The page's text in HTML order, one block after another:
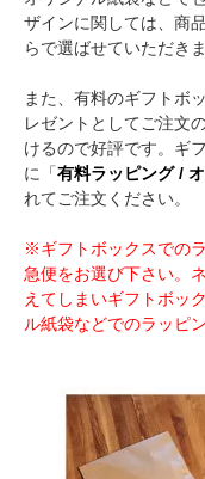
ザインに関しては、商
らで選ばせていただきま
また、有料のギフトボ
レゼントとしてご注文
けるので好評です。ギ
に「有料ラッピング /
れてご注文ください。
※ギフトボックスでの
急便をお選び下さい。
えてしまいギフトボッ
ル紙袋などでのラッピ